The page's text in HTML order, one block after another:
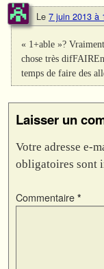
Le 7 juin 2013 à
« 1+able »?
chose très
temps de faire des
Laisser un
Votre adresse e-
obligatoires sont
Commentaire *